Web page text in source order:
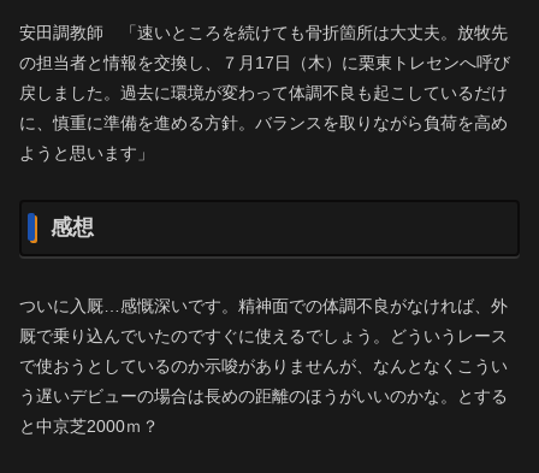
安田調教師 「速いところを続けても骨折箇所は大丈夫。放牧先
の担当者と情報を交換し、７月17日（木）に栗東トレセンへ呼び
戻しました。過去に環境が変わって体調不良も起こしているだけ
に、慎重に準備を進める方針。バランスを取りながら負荷を高め
ようと思います」
感想
ついに入厩…感慨深いです。精神面での体調不良がなければ、外
厩で乗り込んでいたのですぐに使えるでしょう。どういうレース
で使おうとしているのか示唆がありませんが、なんとなくこうい
う遅いデビューの場合は長めの距離のほうがいいのかな。とする
と中京芝2000ｍ？